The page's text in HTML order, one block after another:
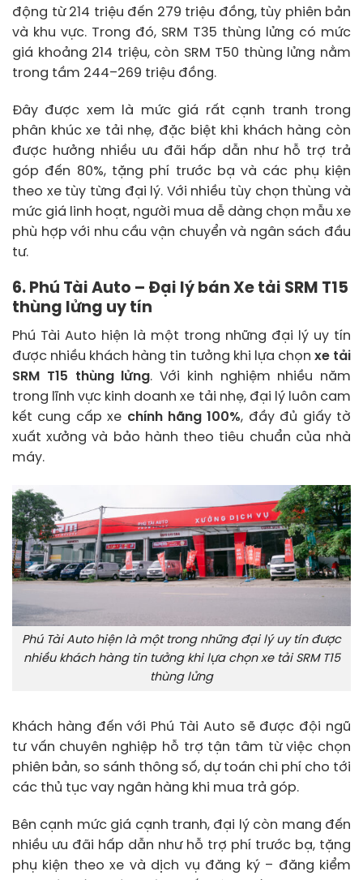
động từ 214 triệu đến 279 triệu đồng, tùy phiên bản
và khu vực. Trong đó, SRM T35 thùng lửng có mức
giá khoảng 214 triệu, còn SRM T50 thùng lửng nằm
trong tầm 244–269 triệu đồng.
Đây được xem là mức giá rất cạnh tranh trong
phân khúc xe tải nhẹ, đặc biệt khi khách hàng còn
được hưởng nhiều ưu đãi hấp dẫn như hỗ trợ trả
góp đến 80%, tặng phí trước bạ và các phụ kiện
theo xe tùy từng đại lý. Với nhiều tùy chọn thùng và
mức giá linh hoạt, người mua dễ dàng chọn mẫu xe
phù hợp với nhu cầu vận chuyển và ngân sách đầu
tư.
6. Phú Tài Auto – Đại lý bán Xe tải SRM T15
thùng lửng uy tín
Phú Tài Auto hiện là một trong những đại lý uy tín
được nhiều khách hàng tin tưởng khi lựa chọn xe tải
SRM T15 thùng lửng. Với kinh nghiệm nhiều năm
trong lĩnh vực kinh doanh xe tải nhẹ, đại lý luôn cam
kết cung cấp xe chính hãng 100%, đầy đủ giấy tờ
xuất xưởng và bảo hành theo tiêu chuẩn của nhà
máy.
Phú Tài Auto hiện là một trong những đại lý uy tín được
nhiều khách hàng tin tưởng khi lựa chọn xe tải SRM T15
thùng lửng
Khách hàng đến với Phú Tài Auto sẽ được đội ngũ
tư vấn chuyên nghiệp hỗ trợ tận tâm từ việc chọn
phiên bản, so sánh thông số, dự toán chi phí cho tới
các thủ tục vay ngân hàng khi mua trả góp.
Bên cạnh mức giá cạnh tranh, đại lý còn mang đến
nhiều ưu đãi hấp dẫn như hỗ trợ phí trước bạ, tặng
phụ kiện theo xe và dịch vụ đăng ký – đăng kiểm